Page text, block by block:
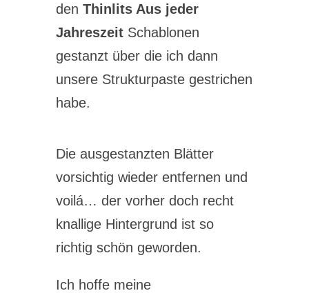
den Thinlits Aus jeder
JahreszeitSchablonen
gestanzt über die ich dann
unsere Strukturpaste gestrichen
habe.
Die ausgestanzten Blätter
vorsichtig wieder entfernen und
voilá… der vorher doch recht
knallige Hintergrund ist so
richtig schön geworden.
Ich hoffe meine